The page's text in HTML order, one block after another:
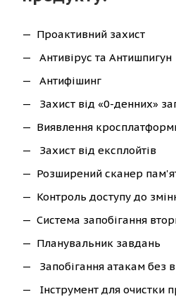
Проактивний захист
Антивірус та Антишпигун
Антифішинг
Захист від «0-денних»
Виявлення
Захист від експлойтів
Розширений сканер
Контроль доступу до
Система запобігання
Планувальник завдань
Запобігання атакам без
Інструмент для очистки